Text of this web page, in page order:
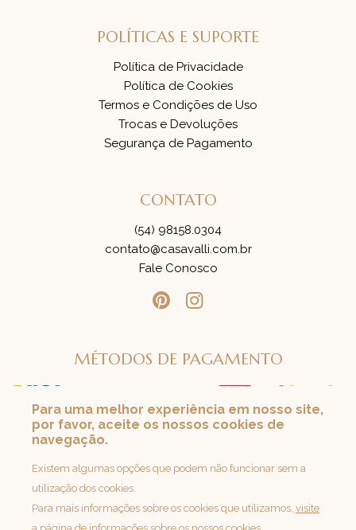
POLÍTICAS E SUPORTE
Política de Privacidade
Política de Cookies
Termos e Condições de Uso
Trocas e Devoluções
Segurança de Pagamento
CONTATO
(54) 98158.0304
contato@casavalli.com.br
Fale Conosco
MÉTODOS DE PAGAMENTO
SEGURANÇA
Para uma melhor experiência em nosso site,
por favor, aceite os nossos cookies de
navegação.
Existem algumas opções que podem não funcionar sem a
utilização dos cookies.
Para mais informações sobre os cookies que utilizamos, visite